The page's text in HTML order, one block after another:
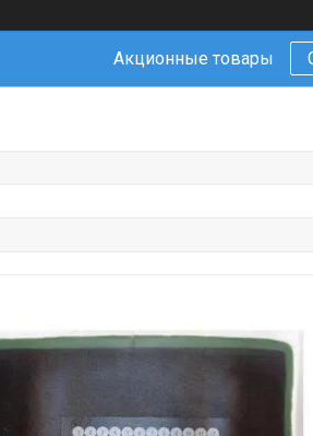
Акционные товары